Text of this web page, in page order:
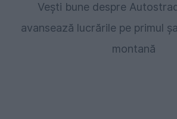
Vești bune despre
avansează lucrările pe primul
montană